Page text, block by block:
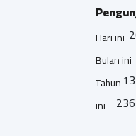
Hari ini
Bulan ini
Tahun
ini